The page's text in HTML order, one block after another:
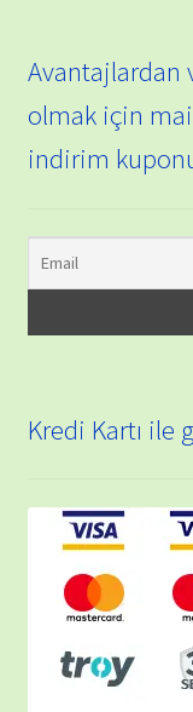
Avantajlardan
olmak için
indirim
Kredi Kartı ile